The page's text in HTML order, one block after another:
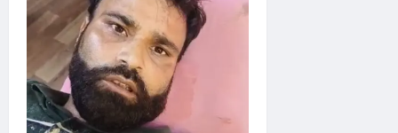
के
बाद
भाई
को
भी
पीटने
का
दावा